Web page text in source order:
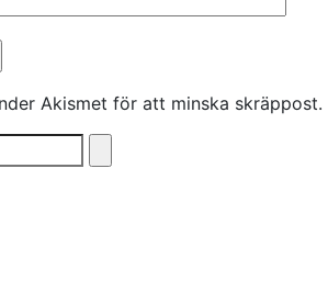
Akismet för att minska skräppost.